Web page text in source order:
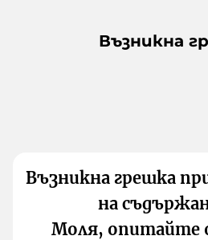
Възникна
Възникна грешка
на
Моля, опитайте